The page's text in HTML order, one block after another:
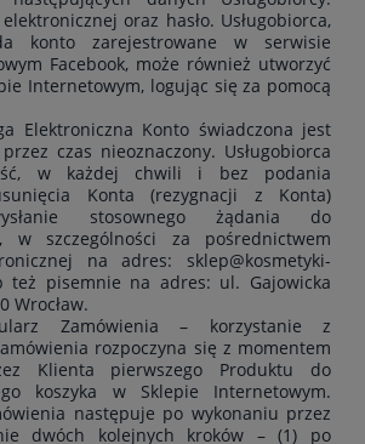
oraz hasło. Usługobiorca,
konto zarejestrowane w serwisie
Facebook, może również utworzyć
Internetowym, logując się za pomocą
Elektroniczna Konto świadczona jest
czas nieoznaczony. Usługobiorca
w każdej chwili i bez podania
Konta (rezygnacji z Konta)
stosownego żądania do
w szczególności za pośrednictwem
na adres: sklep@kosmetyki-
też pisemnie na adres: ul. Gajowicka
Wrocław.
Zamówienia – korzystanie z
rozpoczyna się z momentem
Klienta pierwszego Produktu do
koszyka w Sklepie Internetowym.
następuje po wykonaniu przez
dwóch kolejnych kroków – (1) po